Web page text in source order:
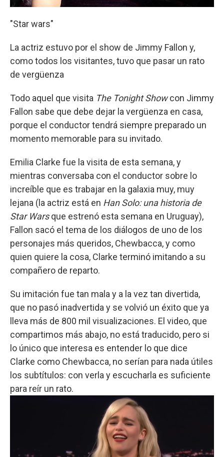
"Star wars"
La actriz estuvo por el show de Jimmy Fallon y,
como todos los visitantes, tuvo que pasar un rato
de vergüenza
Todo aquel que visita The Tonight Showcon Jimmy
Fallon sabe que debe dejar la vergüenza en casa,
porque el conductor tendrá siempre preparado un
momento memorable para su invitado.
Emilia Clarke fue la visita de esta semana, y
mientras conversaba con el conductor sobre lo
increíble que es trabajar en la galaxia muy, muy
lejana (la actriz está en Han Solo: una historia de
Star Warsque estrenó esta semana en Uruguay),
Fallon sacó el tema de los diálogos de uno de los
personajes más queridos, Chewbacca, y como
quien quiere la cosa, Clarke terminó imitando a su
compañero de reparto.
Su imitación fue tan mala y a la vez tan divertida,
que no pasó inadvertida y se volvió un éxito que ya
lleva más de 800 mil visualizaciones. El video, que
compartimos más abajo, no está traducido, pero si
lo único que interesa es entender lo que dice
Clarke como Chewbacca, no serían para nada útiles
los subtítulos: con verla y escucharla es suficiente
para reír un rato.